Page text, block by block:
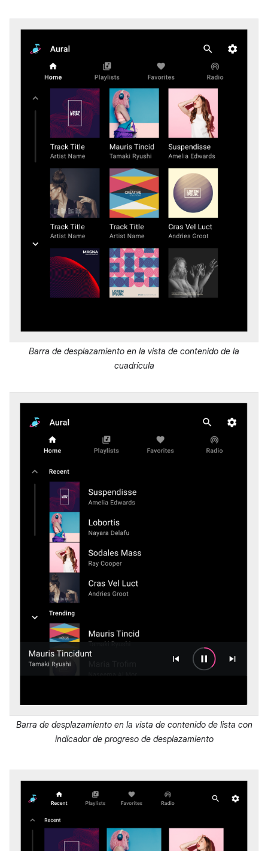
Barra de desplazamiento en la vista de contenido de la
cuadrícula
Barra de desplazamiento en la vista de contenido de lista con
indicador de progreso de desplazamiento